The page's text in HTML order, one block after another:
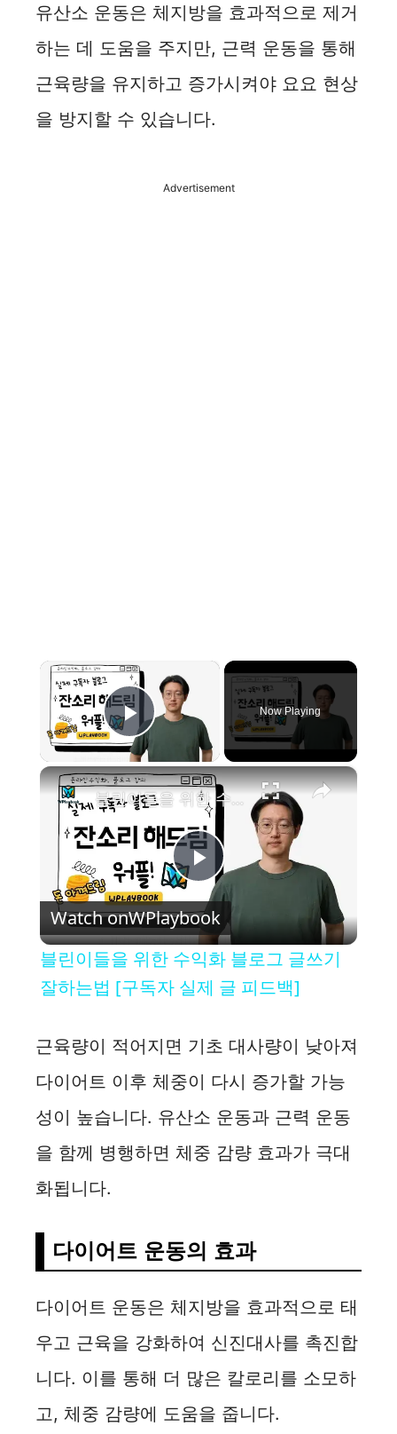
유산소 운동은 체지방을 효과적으로 제거
하는 데 도움을 주지만, 근력 운동을 통해
근육량을 유지하고 증가시켜야 요요 현상
을 방지할 수 있습니다.
Advertisement
×
Play Video
Now Playing
×
P
l
a
y
V
i
e
o
블린이들을 위한 수익화 블로그 글쓰기 잘하는법 [구독자 실제 글 피드백]
Watch onWPlaybook
블린이들을 위한 수익화 블로그 글쓰기
잘하는법 [구독자 실제 글 피드백]
근육량이 적어지면 기초 대사량이 낮아져
다이어트 이후 체중이 다시 증가할 가능
성이 높습니다. 유산소 운동과 근력 운동
을 함께 병행하면 체중 감량 효과가 극대
화됩니다.
다이어트 운동의 효과
다이어트 운동은 체지방을 효과적으로 태
우고 근육을 강화하여 신진대사를 촉진합
니다. 이를 통해 더 많은 칼로리를 소모하
고, 체중 감량에 도움을 줍니다.